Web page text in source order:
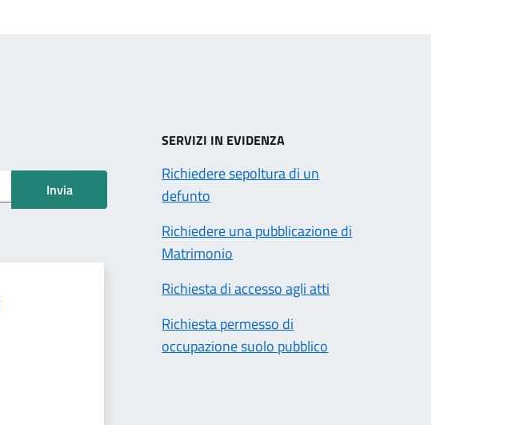
Invia
SERVIZI IN EVIDENZA
Richiedere sepoltura di un
defunto
Richiedere una pubblicazione di
Matrimonio
Richiesta di accesso agli atti
Richiesta permesso di
occupazione suolo pubblico